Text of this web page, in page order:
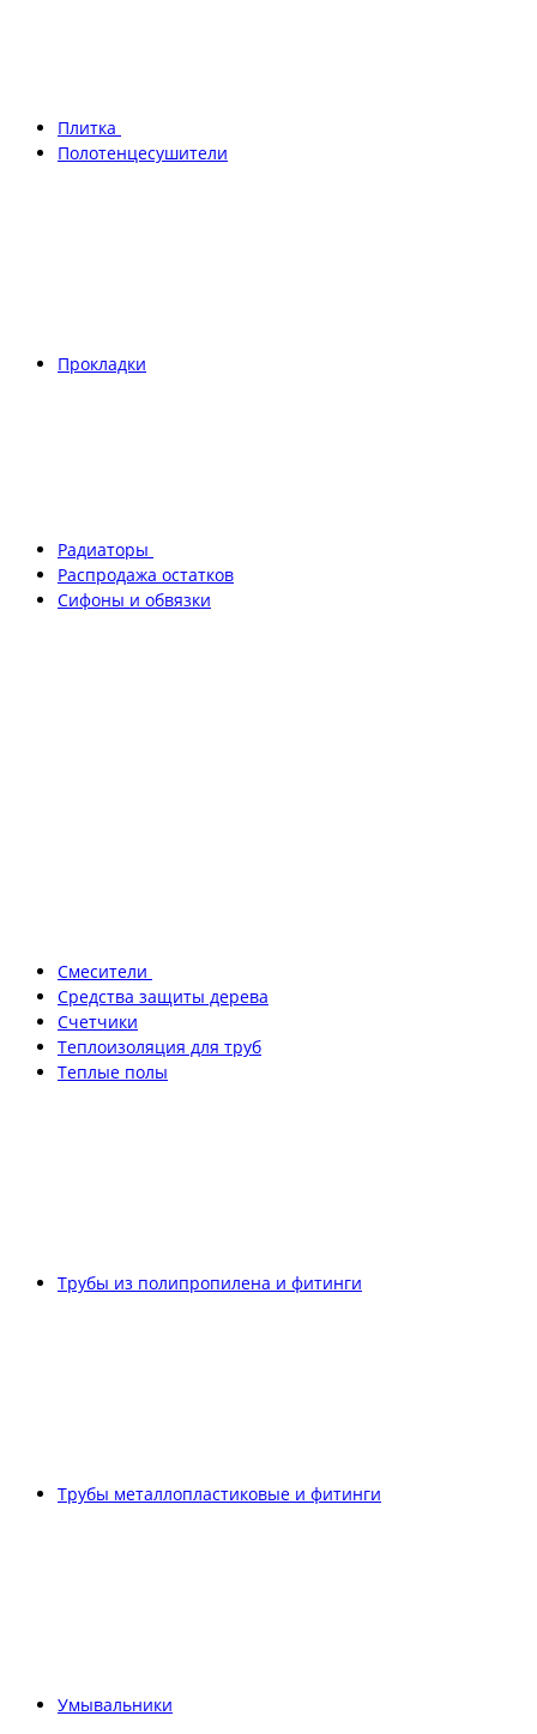
Плитка
Полотенцесушители
Прокладки
Радиаторы
Распродажа остатков
Сифоны и обвязки
Смесители
Средства защиты дерева
Счетчики
Теплоизоляция для труб
Теплые полы
Трубы из полипропилена и фитинги
Трубы металлопластиковые и фитинги
Умывальники